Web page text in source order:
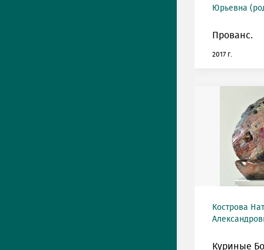
Юрьевна
Прованс.
2017 г.
Кострова
Куриные